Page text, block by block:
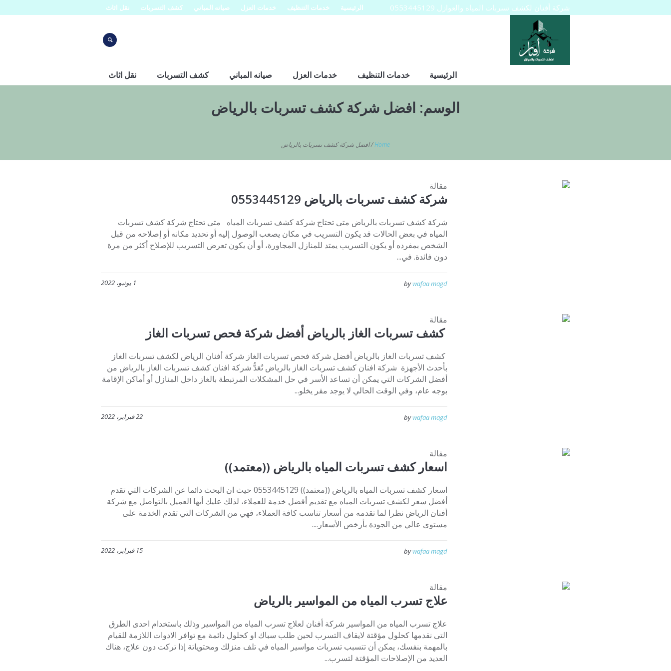
الرئيسية خدمات التنظيف خدمات العزل صيانه المباني كشف التسربات نقل اثاث شركة أفنان لكشف تسربات المياه والعوازل 0553445129
الرئيسية خدمات التنظيف خدمات العزل صيانه المباني كشف التسربات نقل اثاث
الوسم: افضل شركة كشف تسربات بالرياض
Home
/افضل شركة كشف تسربات بالرياض
مقالة
شركة كشف تسربات بالرياض 0553445129
شركة كشف تسربات بالرياض متى تحتاج شركة كشف تسربات المياه متى تحتاج شركة كشف تسربات
المياه في بعض الحالات قد يكون التسريب في مكان يصعب الوصول إليه أو تحديد مكانه أو إصلاحه من قبل
الشخص بمفرده أو يكون التسريب يمتد للمنازل المجاورة، أو أن يكون تعرض التسريب للإصلاح أكثر من مرة
دون فائدة. في...
1 يونيو، 2022 bywafaa magd
مقالة
كشف تسربات الغاز بالرياض أفضل شركة فحص تسربات الغاز
كشف تسربات الغاز بالرياض أفضل شركة فحص تسربات الغاز شركة أفنان الرياض لكشف تسربات الغاز
بأحدث الأجهزة شركة افنان كشف تسربات الغاز بالرياض تُعَدُّ شركة افنان كشف تسربات الغاز بالرياض من
أفضل الشركات التي يمكن أن تساعد الأسر في حل المشكلات المرتبطة بالغاز داخل المنازل أو أماكن الإقامة
بوجه عام، وفي الوقت الحالي لا يوجد مقر يخلو...
22 فبراير، 2022 bywafaa magd
مقالة
اسعار كشف تسربات المياه بالرياض ((معتمد))
اسعار كشف تسربات المياه بالرياض ((معتمد)) 0553445129 حيث ان البحث دائما عن الشركات التي تقدم
أفضل سعر لكشف تسربات المياه مع تقديم أفضل خدمة للعملاء، لذلك عليك أيها العميل بالتواصل مع شركة
أفنان الرياض نظرا لما تقدمه من أسعار تناسب كافة العملاء، فهي من الشركات التي تقدم الخدمة على
مستوى عالي من الجودة بأرخص الأسعار....
15 فبراير، 2022 bywafaa magd
مقالة
علاج تسرب المياه من المواسير بالرياض
علاج تسرب المياه من المواسير شركة أفنان لعلاج تسرب المياه من المواسير وذلك باستخدام احدى الطرق
التى نقدمها كحلول مؤقتة لايقاف التسرب لحين طلب سباك او كحلول دائمة مع توافر الادوات اللازمة للقيام
بالمهمة بنفسك، يمكن أن تتسبب تسربات مواسير المياه في تلف منزلك ومحتوياتة إذا تركت دون علاج، هناك
العديد من الإصلاحات المؤقتة لتسرب...